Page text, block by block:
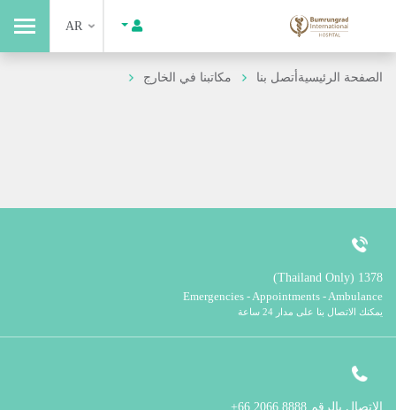
AR
الصفحة الرئيسيةأتصل بنا مكاتبنا في الخارج
1378 (Thailand Only)
Emergencies - Appointments - Ambulance
يمكنك الاتصال بنا على مدار 24 ساعة
الاتصال بالرقم